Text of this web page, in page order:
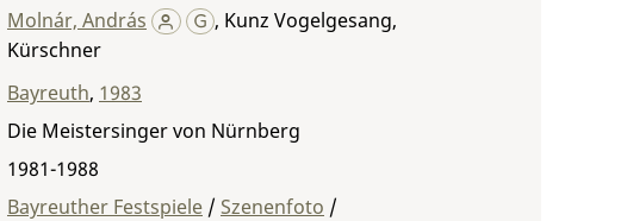
Molnár, András , Kunz Vogelgesang,
Kürschner
Bayreuth, 1983
Die Meistersinger von Nürnberg
1981-1988
Bayreuther Festspiele / Szenenfoto /